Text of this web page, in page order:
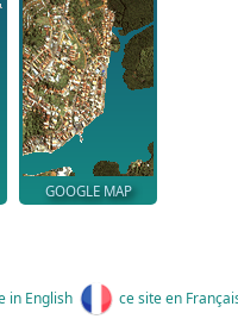
GOOGLE MAP
in English ce site en